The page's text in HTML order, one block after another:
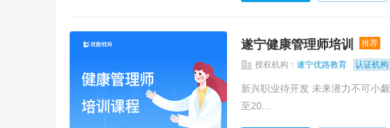
遂宁健康管理师培训 推荐
授权机构： 遂宁优路教育 认证机构
新兴职业待开发 未来潜力不可小觑 国家政策重点支持 《“健康中国2030”规划纲要》明确提出：
至20...